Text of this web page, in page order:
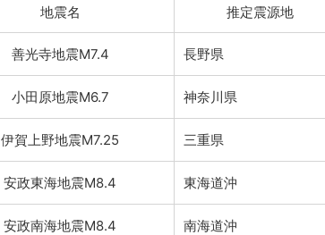
地震名 推定震源地
善光寺地震M7.4 長野県
小田原地震M6.7 神奈川県
伊賀上野地震M7.25 三重県
安政東海地震M8.4 東海道沖
安政南海地震M8.4 南海道沖